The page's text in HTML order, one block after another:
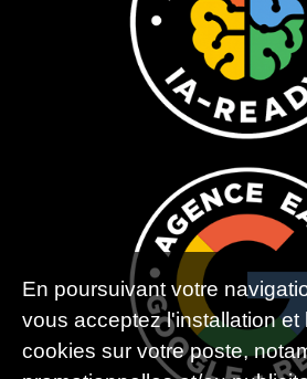
En poursuivant votre
vous acceptez l'installation et
cookies sur votre poste,